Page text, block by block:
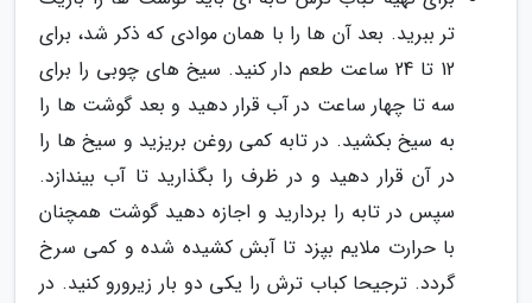
تر ببرید. بعد آن ها را با همان موادی که ذکر شد، برای
12 تا 24 ساعت طعم دار کنید. سیخ های چوبی را برای
سه تا چهار ساعت در آب قرار دهید و بعد گوشت ها را
به سیخ بکشید. در تابه کمی روغن بریزید و سیخ ها را
در آن قرار دهید و در ظرف را بگذارید تا آب بیندازد.
سپس در تابه را بردارید و اجازه دهید گوشت همچنان
با حرارت ملایم بپزد تا آبش کشیده شده و کمی سرخ
گردد. ترجیحا کباب ترش را یکی دو بار زیرورو کنید. در